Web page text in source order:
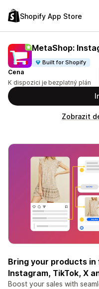
Shopify App Store
MetaShop:
Built for Shopify
Cena
K dispozici je bezplatný plán
Zobrazit
Bring your products
Instagram, TikTok, X
Boost your sales with